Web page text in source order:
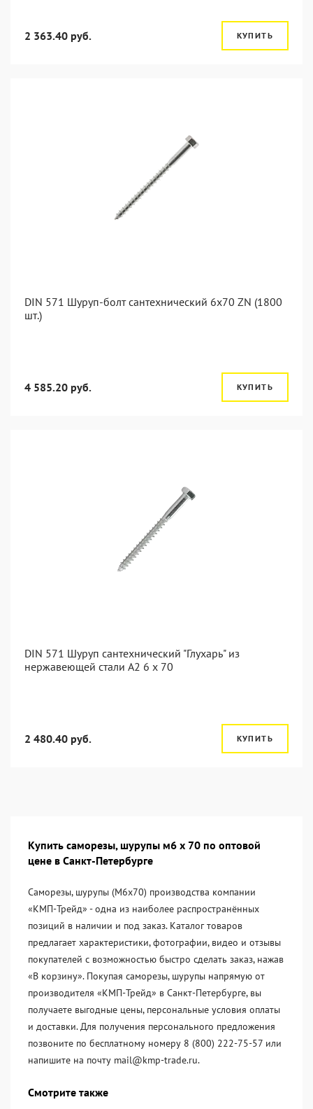
2 363.40 руб. КУПИТЬ
DIN 571 Шуруп-болт сантехнический 6x70 ZN (1800
шт.)
4 585.20 руб. КУПИТЬ
DIN 571 Шуруп сантехнический "Глухарь" из
нержавеющей стали А2 6 x 70
2 480.40 руб. КУПИТЬ
Купить саморезы, шурупы м6 х 70 по оптовой
цене в Санкт-Петербурге
Саморезы, шурупы (М6х70) производства компании
«KМП-Трейд» - одна из наиболее распространённых
позиций в наличии и под заказ. Каталог товаров
предлагает характеристики, фотографии, видео и отзывы
покупателей с возможностью быстро сделать заказ, нажав
«В корзину». Покупая саморезы, шурупы напрямую от
производителя «KМП-Трейд» в Санкт-Петербурге, вы
получаете выгодные цены, персональные условия оплаты
и доставки. Для получения персонального предложения
позвоните по бесплатному номеру 8 (800) 222-75-57 или
напишите на почту mail@kmp-trade.ru.
Смотрите также